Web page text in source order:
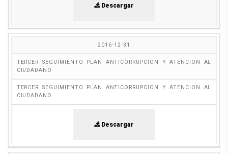
Descargar
2016-12-31
TERCER SEGUIMIENTO PLAN ANTICORRUPCION Y ATENCION AL
CIUDADANO
TERCER SEGUIMIENTO PLAN ANTICORRUPCION Y ATENCION AL
CIUDADANO
Descargar